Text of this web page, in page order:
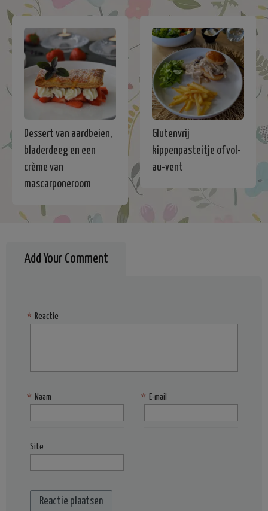
Dessert van aardbeien,
bladerdeeg en een
crème van
mascarponeroom
Glutenvrij
kippenpasteitje of vol-
au-vent
Add Your Comment
Reactie
*
Naam
* E-mail
*
Site